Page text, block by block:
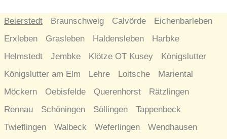
Beierstedt Braunschweig Calvörde
Eichenbarleben
Erxleben
Grasleben Haldensleben
Harbke
Helmstedt
Jembke Klötze OT Kusey
Königslutter
Königslutter am Elm
Lehre Loitsche
Mariental
Möckern
Oebisfelde Querenhorst
Rätzlingen
Rennau
Schöningen Söllingen
Tappenbeck
Twieflingen
Walbeck Weferlingen
Wendhausen